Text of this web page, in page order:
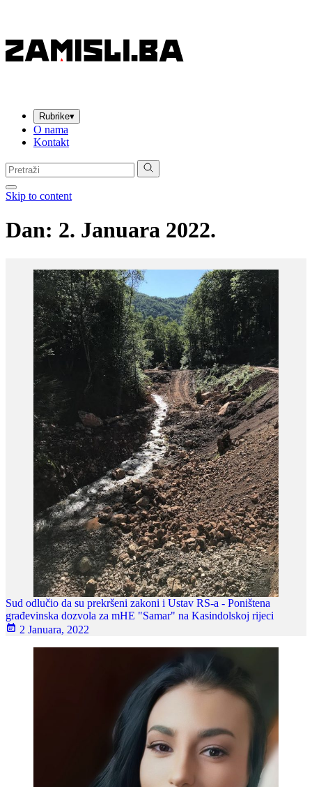
Rubrike▾
O nama
Kontakt
Pretraga:
Skip to content
Dan: 2. Januara 2022.
Sud odlučio da su prekršeni zakoni i Ustav RS-a - Poništena
građevinska dozvola za mHE "Samar" na Kasindolskoj rijeci
2 Januara, 2022